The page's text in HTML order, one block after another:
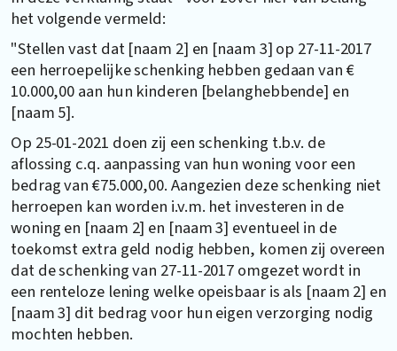
het volgende vermeld:
"Stellen vast dat [naam 2] en [naam 3] op 27-11-2017
een herroepelijke schenking hebben gedaan van €
10.000,00 aan hun kinderen [belanghebbende] en
[naam 5].
Op 25-01-2021 doen zij een schenking t.b.v. de
aflossing c.q. aanpassing van hun woning voor een
bedrag van €75.000,00. Aangezien deze schenking niet
herroepen kan worden i.v.m. het investeren in de
woning en [naam 2] en [naam 3] eventueel in de
toekomst extra geld nodig hebben, komen zij overeen
dat de schenking van 27-11-2017 omgezet wordt in
een renteloze lening welke opeisbaar is als [naam 2] en
[naam 3] dit bedrag voor hun eigen verzorging nodig
mochten hebben.